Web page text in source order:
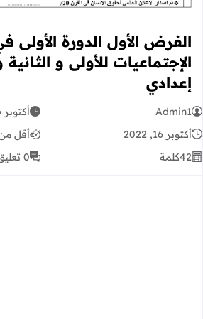
الفرض الأول الدورة الأولى
الإجتماعيات للأولى و الثانية
إعدادي
Admin1
أكتوبر 16, 2022
أكتوبر 16, 2022
أقل
42كلمة 0 تعليق